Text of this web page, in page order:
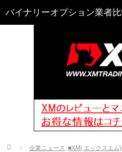
Home 企業ニュース, ■XM( エックスエム)